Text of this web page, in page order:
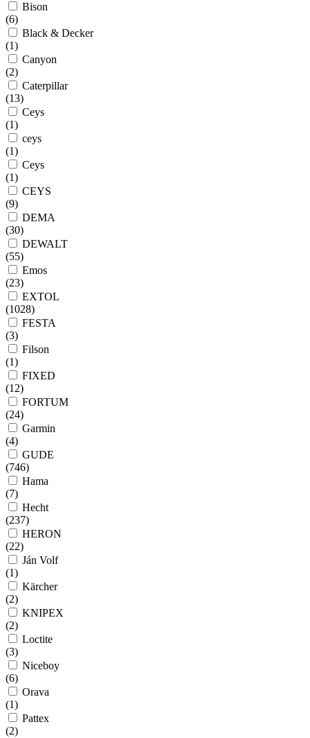
Bison
(6)
Black & Decker
(1)
Canyon
(2)
Caterpillar
(13)
Ceys
(1)
ceys
(1)
Ceys
(1)
CEYS
(9)
DEMA
(30)
DEWALT
(55)
Emos
(23)
EXTOL
(1028)
FESTA
(3)
Filson
(1)
FIXED
(12)
FORTUM
(24)
Garmin
(4)
GUDE
(746)
Hama
(7)
Hecht
(237)
HERON
(22)
Ján Volf
(1)
Kärcher
(2)
KNIPEX
(2)
Loctite
(3)
Niceboy
(6)
Orava
(1)
Pattex
(2)